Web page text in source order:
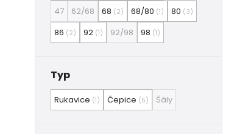
47
62/68 68 (2) 68/80 (1) 80 (3)
86 (2) 92 (1) 92/98 98 (1)
Typ
Rukavice (1) Čepice (5) Šály